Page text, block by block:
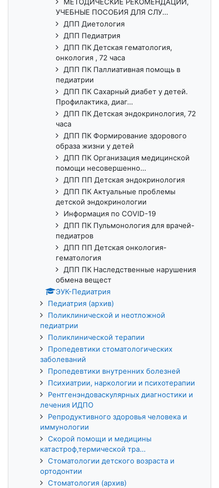
МЕТОДИЧЕСКИЕ РЕКОМЕНДАЦИИ,
УЧЕБНЫЕ ПОСОБИЯ ДЛЯ СЛУ...
ДПП Диетология
ДПП Педиатрия
ДПП ПК Детская гематология,
онкология , 72 часа
ДПП ПК Паллиативная помощь в
педиатрии
ДПП ПК Сахарный диабет у детей.
Профилактика, диаг...
ДПП ПК Детская эндокринология, 72
часа
ДПП ПК Формирование здорового
образа жизни у детей
ДПП ПК Организация медицинской
помощи несовершенно...
ДПП ПП Детская эндокринология
ДПП ПК Актуальные проблемы
детской эндокринологии
Информация по COVID-19
ДПП ПК Пульмонология для врачей-
педиатров
ДПП ПП Детская онкология-
гематология
ДПП ПК Наследственные нарушения
обмена вещест
ЭУК-Педиатрия
Педиатрия (архив)
Поликлинической и неотложной
педиатрии
Поликлинической терапии
Пропедевтики стоматологических
заболеваний
Пропедевтики внутренних болезней
Психиатрии, наркологии и психотерапии
Рентгенэндоваскулярных диагностики и
лечения ИДПО
Репродуктивного здоровья человека и
иммунологии
Скорой помощи и медицины
катастроф,термической тра...
Стоматологии детского возраста и
ортодонтии
Стоматология (архив)